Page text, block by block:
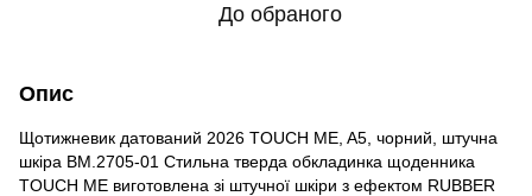
До обраного
Опис
Щотижневик датований 2026 TOUCH ME, A5, чорний, штучна
шкіра BM.2705-01 Стильна тверда обкладинка щоденника
TOUCH ME виготовлена зі штучної шкіри з ефектом RUBBER